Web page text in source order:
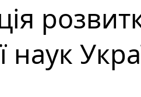
наук